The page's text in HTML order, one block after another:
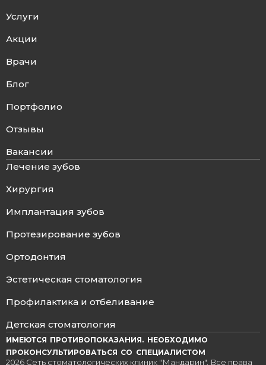
Услуги
Акции
Врачи
Блог
Портфолио
Отзывы
Вакансии
Лечение зубов
Хирургия
Имплантация зубов
Протезирование зубов
Ортодонтия
Эстетическая стоматология
Профилактика и отбеливание
Детская стоматология
ИМЕЮТСЯ ПРОТИВОПОКАЗАНИЯ. НЕОБХОДИМО
ПРОКОНСУЛЬТИРОВАТЬСЯ СО СПЕЦИАЛИСТОМ
2026 Сеть стоматологических клиник "Мандарин". Все права